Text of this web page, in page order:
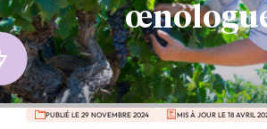
PUBLIÉ LE 29 NOVEMBRE 2024 MIS À JOUR LE 18 AVRIL